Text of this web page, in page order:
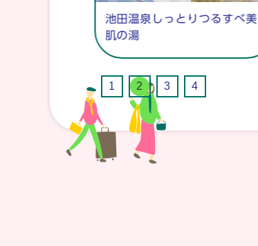
池田温泉しっとりつるすべ美
肌の湯
1 2 3 4